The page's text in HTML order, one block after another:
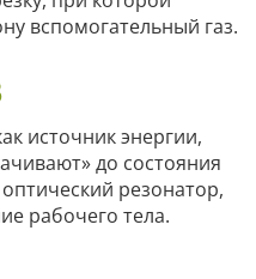
вспомогательный газ.
источник энергии,
до состояния
резонатор,
рабочего тела.